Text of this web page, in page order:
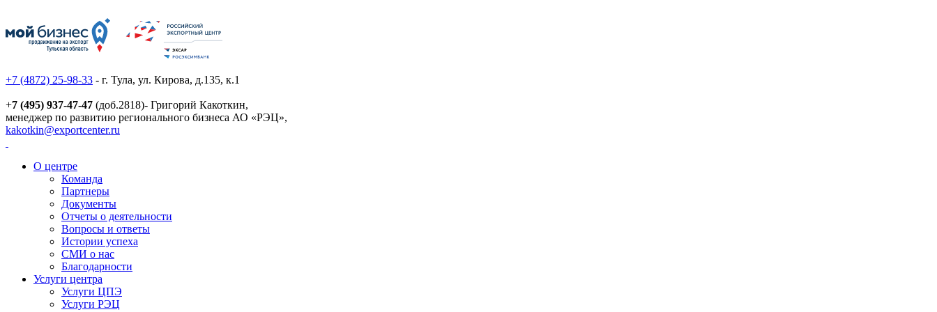
+7 (4872) 25-98-33 - г. Тула, ул. Кирова, д.135, к.1
+7 (495) 937-47-47 (доб.2818)- Григорий Какоткин,
менеджер по развитию регионального бизнеса АО «РЭЦ»,
kakotkin@exportcenter.ru
О центре
Команда
Партнеры
Документы
Отчеты о деятельности
Вопросы и ответы
Истории успеха
СМИ о нас
Благодарности
Услуги центра
Услуги ЦПЭ
Услуги РЭЦ